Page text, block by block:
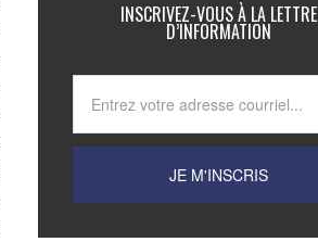
INSCRIVEZ-VOUS À LA LETTRE
D’INFORMATION